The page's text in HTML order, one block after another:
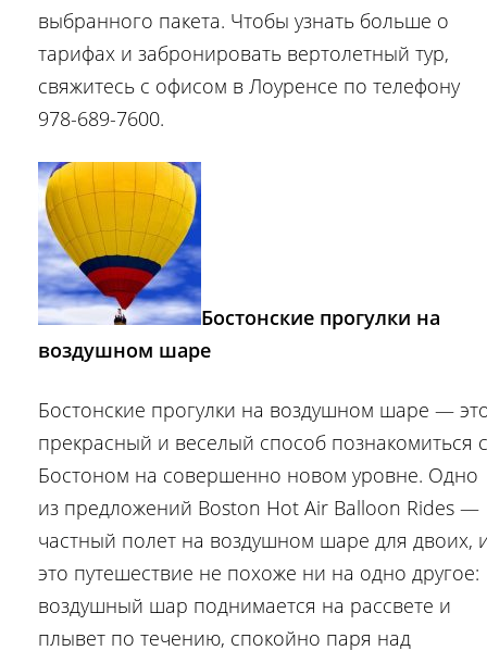
выбранного пакета. Чтобы узнать больше о
тарифах и забронировать вертолетный тур,
свяжитесь с офисом в Лоуренсе по телефону
978-689-7600.
Бостонские прогулки на
воздушном шаре
Бостонские прогулки на воздушном шаре —
прекрасный и веселый способ познакомиться с
Бостоном на совершенно новом уровне. Одно
из предложений Boston Hot Air Balloon Rides —
частный полет на воздушном шаре для двоих,
это путешествие не похоже ни на одно другое:
воздушный шар поднимается на рассвете и
плывет по течению, спокойно паря над